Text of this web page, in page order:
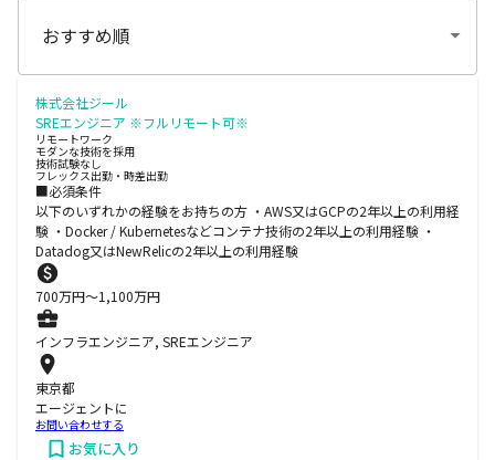
株式会社ジール
SREエンジニア ※フルリモート可※
リモートワーク
モダンな技術を採用
技術試験なし
フレックス出勤・時差出勤
■必須条件
以下のいずれかの経験をお持ちの方 ・AWS又はGCPの2年以上の利用経
験 ・Docker / Kubernetesなどコンテナ技術の2年以上の利用経験 ・
Datadog又はNewRelicの2年以上の利用経験
700万円〜1,100万円
インフラエンジニア, SREエンジニア
東京都
エージェントに
お問い合わせする
お気に入り